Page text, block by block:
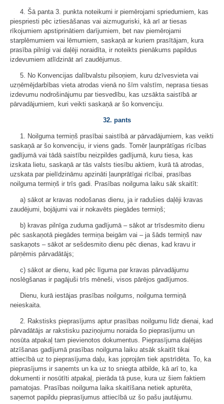
4. Šā panta 3. punkta noteikumi ir piemērojami spriedumiem, kas
piespriesti pēc iztiesāšanas vai aizmuguriski, kā arī ar tiesas
rīkojumiem apstiprinātiem darījumiem, bet nav piemērojami
starplēmumiem vai lēmumiem, saskaņā ar kuriem prasītājam, kura
prasība pilnīgi vai daļēji noraidīta, ir noteikts pienākums papildus
izdevumiem atlīdzināt arī zaudējumus.
5. No Konvencijas dalībvalstu pilsoņiem, kuru dzīvesvieta vai
uzņēmējdarbības vieta atrodas vienā no šīm valstīm, neprasa tiesas
izdevumu nodrošinājumu par tiesvedību, kas uzsākta saistībā ar
pārvadājumiem, kuri veikti saskaņā ar šo konvenciju.
32. pants
1. Noilguma termiņš prasībai saistībā ar pārvadājumiem, kas veikti
saskaņā ar šo konvenciju, ir viens gads. Tomēr ļaunprātīgas rīcības
gadījumā vai tādā saistību neizpildes gadījumā, kuru tiesa, kas
izskata lietu, saskaņā ar tās valsts tiesību aktiem, kurā tā atrodas,
uzskata par pielīdzināmu apzināti ļaunprātīgai rīcībai, prasības
noilguma termiņš ir trīs gadi. Prasības noilguma laiku sāk skaitīt:
a) sākot ar kravas nodošanas dienu, ja ir radušies daļēji kravas
zaudējumi, bojājumi vai ir nokavēts piegādes termiņš;
b) kravas pilnīga zuduma gadījumā – sākot ar trīsdesmito dienu
pēc saskaņotā piegādes termiņa beigām vai – ja šāds termiņš nav
saskaņots – sākot ar sešdesmito dienu pēc dienas, kad kravu ir
pārņēmis pārvadātājs;
c) sākot ar dienu, kad pēc līguma par kravas pārvadājumu
noslēgšanas ir pagājuši trīs mēneši, visos pārējos gadījumos.
Dienu, kurā iestājas prasības noilgums, noilguma termiņā
neieskaita.
2. Rakstisks pieprasījums aptur prasības noilgumu līdz dienai, kad
pārvadātājs ar rakstisku paziņojumu noraida šo pieprasījumu un
nosūta atpakaļ tam pievienotos dokumentus. Pieprasījuma daļējas
atzīšanas gadījumā prasības noilguma laiku atsāk skaitīt tikai
attiecībā uz to pieprasījuma daļu, kas joprojām tiek apstrīdēta. To, ka
pieprasījums ir saņemts un ka uz to sniegta atbilde, kā arī to, ka
dokumenti ir nosūtīti atpakaļ, pierāda tā puse, kura uz šiem faktiem
pamatojas. Prasības noilguma laika skaitīšana netiek apturēta,
saņemot papildu pieprasījumus attiecībā uz šo pašu jautājumu.